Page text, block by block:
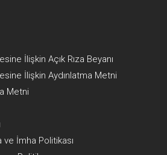
İlişkin Açık Rıza Beyanı
İlişkin Aydınlatma Metni
Metni
İmha Politikası